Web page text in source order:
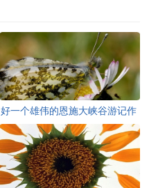
好一个雄伟的恩施大峡谷游记作
文